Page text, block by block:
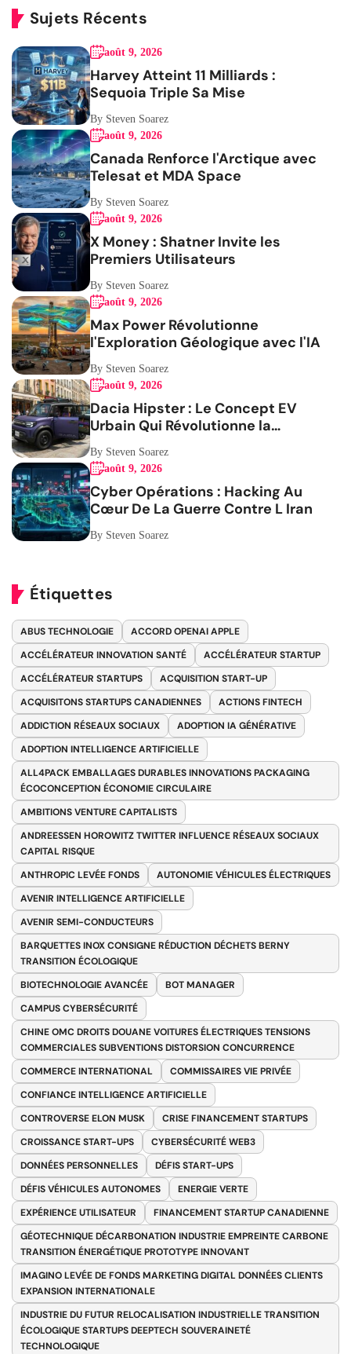
Sujets Récents
août 9, 2026
Harvey Atteint 11 Milliards :
Sequoia Triple Sa Mise
By Steven Soarez
août 9, 2026
Canada Renforce l'Arctique avec
Telesat et MDA Space
By Steven Soarez
août 9, 2026
X Money : Shatner Invite les
Premiers Utilisateurs
By Steven Soarez
août 9, 2026
Max Power Révolutionne
l'Exploration Géologique avec l'IA
By Steven Soarez
août 9, 2026
Dacia Hipster : Le Concept EV
Urbain Qui Révolutionne la
Mobilité
By Steven Soarez
août 9, 2026
Cyber Opérations : Hacking Au
Cœur De La Guerre Contre L Iran
By Steven Soarez
Étiquettes
ABUS TECHNOLOGIE
ACCORD OPENAI APPLE
ACCÉLÉRATEUR INNOVATION SANTÉ
ACCÉLÉRATEUR STARTUP
ACCÉLÉRATEUR STARTUPS
ACQUISITION START-UP
ACQUISITONS STARTUPS CANADIENNES
ACTIONS FINTECH
ADDICTION RÉSEAUX SOCIAUX
ADOPTION IA GÉNÉRATIVE
ADOPTION INTELLIGENCE ARTIFICIELLE
ALL4PACK EMBALLAGES DURABLES INNOVATIONS PACKAGING
ÉCOCONCEPTION ÉCONOMIE CIRCULAIRE
AMBITIONS VENTURE CAPITALISTS
ANDREESSEN HOROWITZ TWITTER INFLUENCE RÉSEAUX SOCIAUX
CAPITAL RISQUE
ANTHROPIC LEVÉE FONDS
AUTONOMIE VÉHICULES ÉLECTRIQUES
AVENIR INTELLIGENCE ARTIFICIELLE
AVENIR SEMI-CONDUCTEURS
BARQUETTES INOX CONSIGNE RÉDUCTION DÉCHETS BERNY
TRANSITION ÉCOLOGIQUE
BIOTECHNOLOGIE AVANCÉE
BOT MANAGER
CAMPUS CYBERSÉCURITÉ
CHINE OMC DROITS DOUANE VOITURES ÉLECTRIQUES TENSIONS
COMMERCIALES SUBVENTIONS DISTORSION CONCURRENCE
COMMERCE INTERNATIONAL
COMMISSAIRES VIE PRIVÉE
CONFIANCE INTELLIGENCE ARTIFICIELLE
CONTROVERSE ELON MUSK
CRISE FINANCEMENT STARTUPS
CROISSANCE START-UPS
CYBERSÉCURITÉ WEB3
DONNÉES PERSONNELLES
DÉFIS START-UPS
DÉFIS VÉHICULES AUTONOMES
ENERGIE VERTE
EXPÉRIENCE UTILISATEUR
FINANCEMENT STARTUP CANADIENNE
GÉOTECHNIQUE DÉCARBONATION INDUSTRIE EMPREINTE CARBONE
TRANSITION ÉNERGÉTIQUE PROTOTYPE INNOVANT
IMAGINO LEVÉE DE FONDS MARKETING DIGITAL DONNÉES CLIENTS
EXPANSION INTERNATIONALE
INDUSTRIE DU FUTUR RELOCALISATION INDUSTRIELLE TRANSITION
ÉCOLOGIQUE STARTUPS DEEPTECH SOUVERAINETÉ
TECHNOLOGIQUE